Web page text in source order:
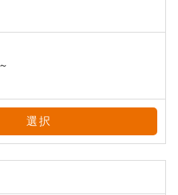
～
選択